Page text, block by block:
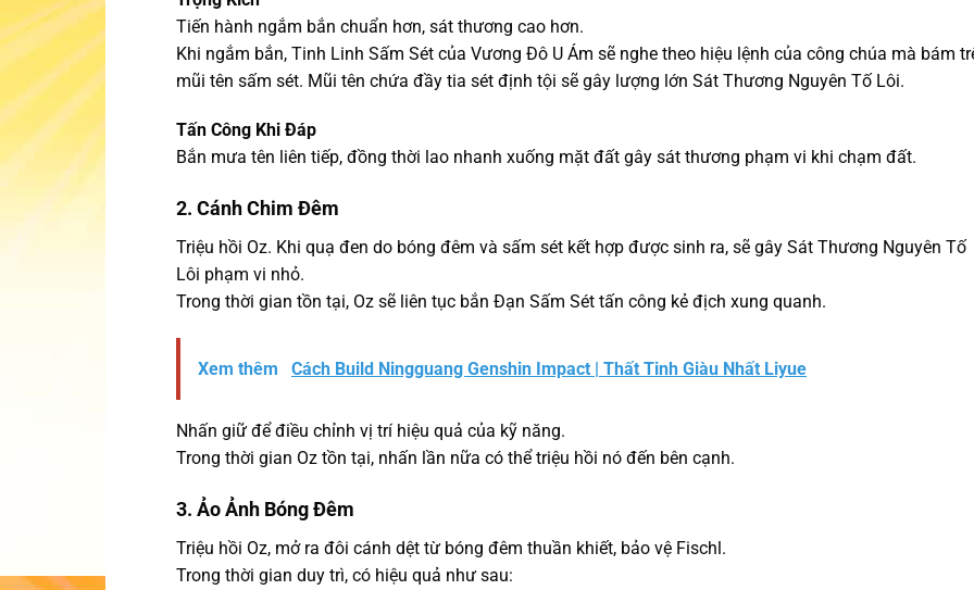
Tiến hành ngắm bắn chuẩn hơn, sát thương cao hơn.
Khi ngắm bắn, Tinh Linh Sấm Sét của Vương Đô U Ám sẽ nghe theo hiệu lệnh của công chúa mà bám
mũi tên sấm sét. Mũi tên chứa đầy tia sét định tội sẽ gây lượng lớn Sát Thương Nguyên Tố Lôi.
Tấn Công Khi Đáp
Bắn mưa tên liên tiếp, đồng thời lao nhanh xuống mặt đất gây sát thương phạm vi khi chạm đất.
2. Cánh Chim Đêm
Triệu hồi Oz. Khi quạ đen do bóng đêm và sấm sét kết hợp được sinh ra, sẽ gây Sát Thương Nguyên Tố
Lôi phạm vi nhỏ.
Trong thời gian tồn tại, Oz sẽ liên tục bắn Đạn Sấm Sét tấn công kẻ địch xung quanh.
Xem thêm Cách Build Ningguang Genshin Impact | Thất Tinh Giàu Nhất Liyue
Nhấn giữ để điều chỉnh vị trí hiệu quả của kỹ năng.
Trong thời gian Oz tồn tại, nhấn lần nữa có thể triệu hồi nó đến bên cạnh.
3. Ảo Ảnh Bóng Đêm
Triệu hồi Oz, mở ra đôi cánh dệt từ bóng đêm thuần khiết, bảo vệ Fischl.
Trong thời gian duy trì, có hiệu quả như sau: